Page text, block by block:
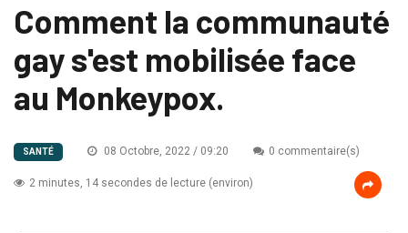
Comment la communauté
gay s'est mobilisée face
au Monkeypox.
SANTÉ 08 Octobre, 2022 / 09:20 0 commentaire(s)
2 minutes, 14 secondes de lecture (environ)